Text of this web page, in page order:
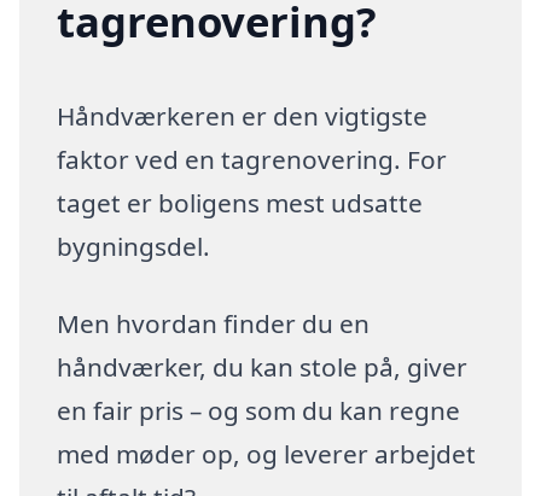
tagrenovering?
Håndværkeren er den vigtigste
faktor ved en tagrenovering. For
taget er boligens mest udsatte
bygningsdel.
Men hvordan finder du en
håndværker, du kan stole på, giver
en fair pris – og som du kan regne
med møder op, og leverer arbejdet